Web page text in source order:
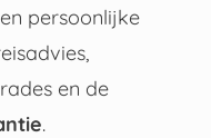
persoonlijke
en de
.